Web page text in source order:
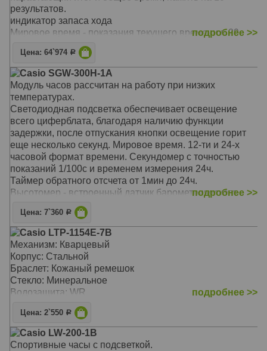
результатов.
индикатор запаса хода
Мировое время - показания текущего времени в 29
функция сохранения энергии
Коррекция времени по радиосигналу - синхронизация
времени по атомным часам, сигнал поступает из США,
Японии, Китая и Германии, для России данная
функция постоянно работает в дальневосточных
областях и в Ленинградской области.
запас хода в полной темноте - 6 месяцев, с
использованием функции сохранения энергии - 29
месяца
Новая разработка - часовая и минутная стрелки
перемещаются каждые 10 секунд, а не непрерывно,
что помогает экономить заряд аккумулятора.
Режим сохранения энергии: если часы долго не
используется механизм засыпает, сохраняя все
показания восстанавливаются.
Корректировочная головка с винтовым фиксатором
Механизм: кварцевый хронограф
Корпус: нержавеющая сталь и алюминий с IP
покрытием
Браслет: нержавеющая сталь с IP покрытием
Стекло: минеральное
Водозащита: 100WR
подробнее >>
Цена: 64`974 Р
Casio SGW-300H-1A
Модуль часов рассчитан на работу при низких
температурах.
Светодиодная подсветка обеспечивает освещение
всего циферблата, благодаря наличию функции
задержки, после отпускания кнопки освещение горит
еще несколько секунд. Мировое время. 12-ти и 24-х
часовой формат времени. Секундомер с точностью
показаний 1/100с и временем измерения 24ч.
Таймер обратного отсчета от 1мин до 24ч.
Высотомер - встроенный датчик барометрического
давления с возможностью вывода результатов в
единицах высоты над уровнем моря (от -700 до 10000
метров).
Барометр - измерение атмосферного давления от 260
до 1100 гПа (от 7, 65 до 32,45 мм рт.ст.).
Термометр от -10 до 60°С.
Функция отключения/включения звука.
Механизм: Кварцевый
Браслет: Пластиковый
Водозащита: 100WR
подробнее >>
Цена: 7`360 Р
Casio LTP-1154E-7B
Механизм: Кварцевый
Корпус: Стальной
Браслет: Кожаный ремешок
Стекло: Минеральное
Водозащита: WR
подробнее >>
Цена: 2`550 Р
Casio LW-200-1B
Спортивные часы с подсветкой.